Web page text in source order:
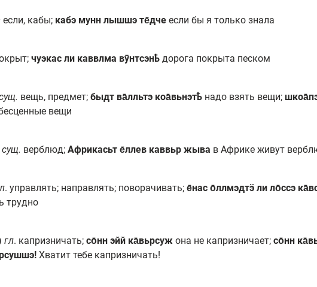
если, кабы; кабэ мунн лышшэ те̄дче если бы я только знала
чуэкас ли каввлма вӯнтсэнҍ дорога покрыта песком
вещь, предмет; быдт ва̄лльтэ коа̄вьнэтҍ надо взять вещи;
вещи
сущ. верблюд; Африкасьт е̄ллев каввьр жыва в Африке живут
. управлять; направлять; поворачивать; е̄нас о̄ллмэдтӭ ли ло̄ссэ
трудно
гл. капризничать; со̄нн эйй ка̄вьрсуж она не капризничает; со̄нн
Хватит тебе капризничать!